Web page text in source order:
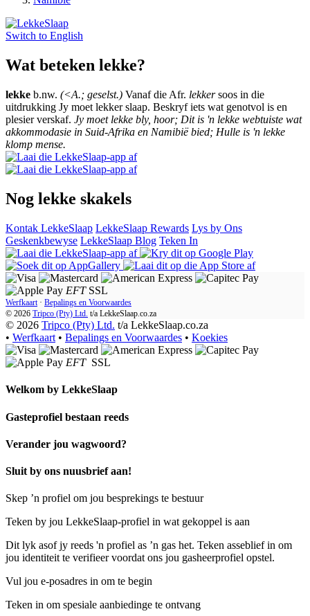
Switch to English
Wat beteken lekke?
lekke b.nw. (<A.; geselst.) Vanaf die Afr. lekkersoos in die
uitdrukking Jy moet lekker slaap. Beskryf iets wat genotvol is en
plesier verskaf. Jy moet lekke bly, hoor; Dit is 'n lekke webtuiste wat
akkommodasie in Suid-Afrika en Namibië bied; Hulle is 'n lekke
klomp mense.
Nog lekke skakels
Kontak LekkeSlaap LekkeSlaap Rewards Lys by Ons
Geskenkbewyse LekkeSlaap Blog Teken In
EFT SSL
Werfkaart · Bepalings en Voorwaardes
© 2026 Tripco (Pty) Ltd. t/a LekkeSlaap.co.za
© 2026 Tripco (Pty) Ltd. t/a LekkeSlaap.co.za
• Werfkaart • Bepalings en Voorwaardes • Koekies
EFT SSL
Welkom by LekkeSlaap
Gasteprofiel bestaan ​​reeds
Verander jou wagwoord?
Sluit by ons nuusbrief aan!
Skep ’n profiel om jou besprekings te bestuur
Teken by jou LekkeSlaap-profiel in wat gekoppel is aan
Dit lyk asof jy reeds 'n profiel as ’n gas het. Teken asseblief in om
jou identiteit te verifieer voordat ons jou gasheerprofiel opstel.
Vul jou e-posadres in om te begin
Teken in om spesiale aanbiedinge te ontvang